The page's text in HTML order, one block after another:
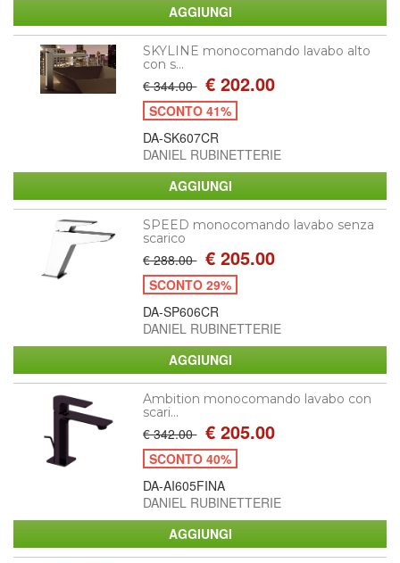
SKYLINE monocomando lavabo alto
con s...
€ 344.00 € 202.00
SCONTO 41%
DA-SK607CR
DANIEL RUBINETTERIE
SPEED monocomando lavabo senza
scarico
€ 288.00 € 205.00
SCONTO 29%
DA-SP606CR
DANIEL RUBINETTERIE
Ambition monocomando lavabo con
scari...
€ 342.00 € 205.00
SCONTO 40%
DA-AI605FINA
DANIEL RUBINETTERIE